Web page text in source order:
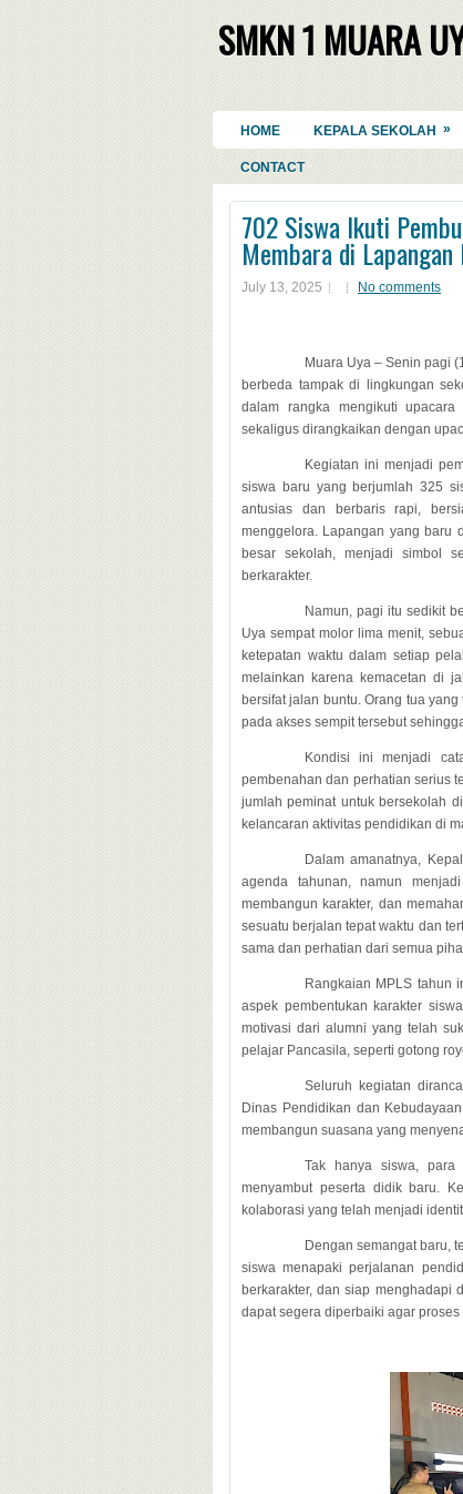
SMKN 1 MUARA
HOME KEPALA SEKOLAH »
CONTACT
702 Siswa Ikuti
Membara di
July 13, 2025 No comments
Muara Uya – Senin pagi
berbeda tampak di lingkungan
dalam rangka mengikuti
sekaligus dirangkaikan dengan
Kegiatan ini menjadi
siswa baru yang berjumlah 325
antusias dan berbaris rapi,
menggelora. Lapangan yang baru
besar sekolah, menjadi simbol
berkarakter.
Namun, pagi itu sedikit
Uya sempat molor lima menit,
ketepatan waktu dalam setiap
melainkan karena kemacetan di
bersifat jalan buntu. Orang tua
pada akses sempit tersebut
Kondisi ini menjadi
pembenahan dan perhatian serius
jumlah peminat untuk bersekolah
kelancaran aktivitas pendidikan di
Dalam amanatnya,
agenda tahunan, namun
membangun karakter, dan
sesuatu berjalan tepat waktu dan
sama dan perhatian dari semua
Rangkaian MPLS tahun
aspek pembentukan karakter
motivasi dari alumni yang telah
pelajar Pancasila, seperti gotong
Seluruh kegiatan
Dinas Pendidikan dan
membangun suasana yang
Tak hanya siswa,
menyambut peserta didik baru.
kolaborasi yang telah menjadi
Dengan semangat baru,
siswa menapaki perjalanan
berkarakter, dan siap menghadapi
dapat segera diperbaiki agar